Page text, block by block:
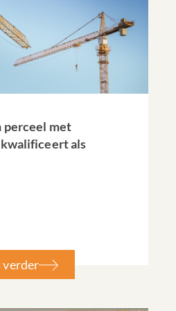
perceel met
als
verder